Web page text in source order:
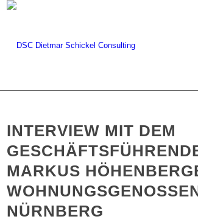
INTERVIEW MIT DEM
MARKUS
NÜRNBERG